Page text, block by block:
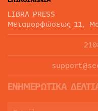
LIBRA PRESS
Μεταμορφώσεως 11,
ΕΝΗΜΕΡΩΤΙΚΑ